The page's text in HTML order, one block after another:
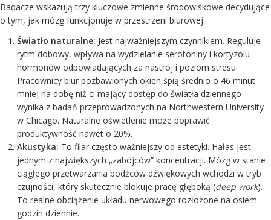
Badacze wskazują trzy kluczowe zmienne środowiskowe decydujące
o tym, jak mózg funkcjonuje w przestrzeni biurowej:
Światło naturalne: Jest najważniejszym czynnikiem. Reguluje
rytm dobowy, wpływa na wydzielanie serotoniny i kortyzolu –
hormonów odpowiadających za nastrój i poziom stresu.
Pracownicy biur pozbawionych okien śpią średnio o 46 minut
mniej na dobę niż ci mający dostęp do światła dziennego –
wynika z badań przeprowadzonych na Northwestern University
w Chicago. Naturalne oświetlenie może poprawić
produktywność nawet o 20%.
Akustyka: To filar często ważniejszy od estetyki. Hałas jest
jednym z największych „zabójców” koncentracji. Mózg w stanie
ciągłego przetwarzania bodźców dźwiękowych wchodzi w tryb
czujności, który skutecznie blokuje pracę głęboką (deep work).
To realne obciążenie układu nerwowego rozłożone na osiem
godzin dziennie.